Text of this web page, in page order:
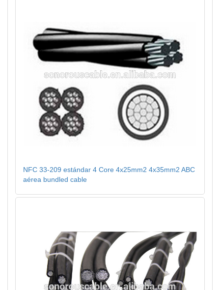
NFC 33-209 estándar 4 Core 4x25mm2 4x35mm2 ABC
aérea bundled cable